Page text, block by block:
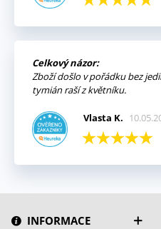
Celkový názor:
Zboží došlo v pořádku bez
tymián raší z květníku.
Vlasta K.
INFORMACE